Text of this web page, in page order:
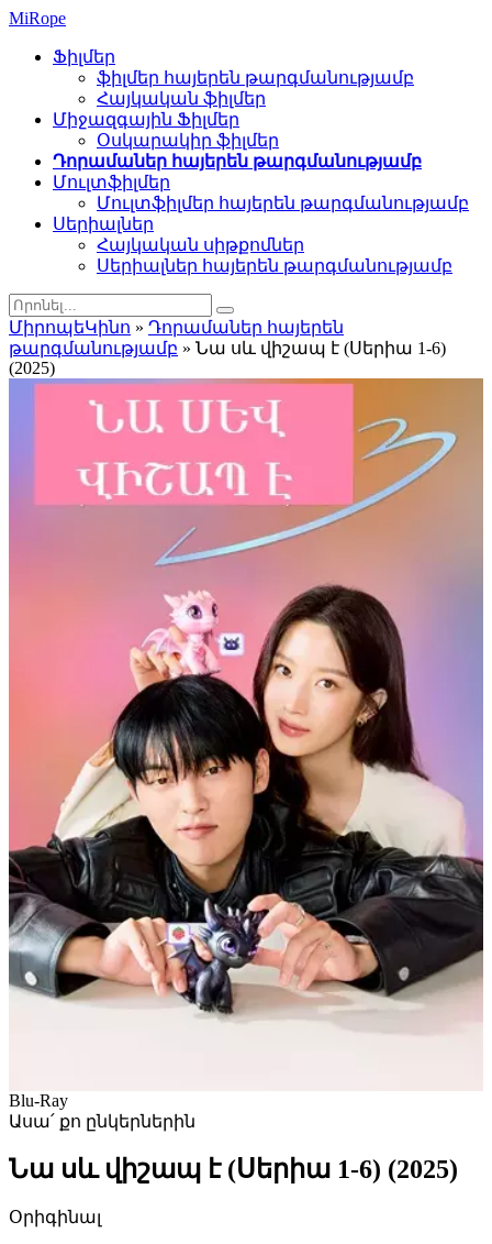
MiRope
Ֆիլմեր
ֆիլմեր հայերեն թարգմանությամբ
Հայկական ֆիլմեր
Միջազգային Ֆիլմեր
Օսկարակիր ֆիլմեր
Դորամաներ հայերեն թարգմանությամբ
Մուլտֆիլմեր
Մուլտֆիլմեր հայերեն թարգմանությամբ
Սերիալներ
Հայկական սիթքոմներ
Սերիալներ հայերեն թարգմանությամբ
ՄիրոպեԿինո » Դորամաներ հայերեն
թարգմանությամբ » Նա սև վիշապ է (Սերիա 1-6)
(2025)
Blu-Ray
Ասա՛ քո ընկերներին
Նա սև վիշապ է (Սերիա 1-6) (2025)
Օրիգինալ